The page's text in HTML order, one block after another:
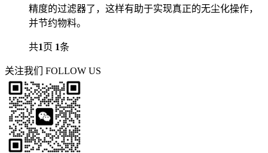
精度的过滤器了，这样有助于实现真正的无尘化操作，
并节约物料。
共1页 1条
关注我们 FOLLOW US